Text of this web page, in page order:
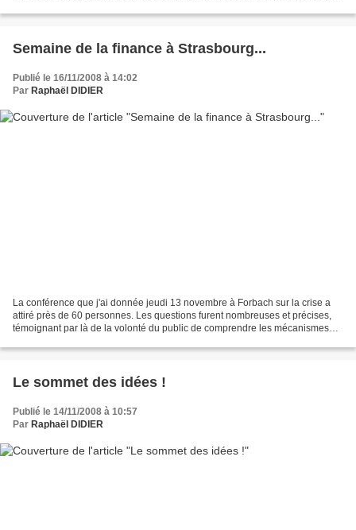
Semaine de la finance à Strasbourg...
Publié le 16/11/2008 à 14:02
Par Raphaël DIDIER
La conférence que j'ai donnée jeudi 13 novembre à Forbach sur la crise a
attiré près de 60 personnes. Les questions furent nombreuses et précises,
témoignant par là de la volonté du public de comprendre les mécanismes
Le sommet des idées !
Publié le 14/11/2008 à 10:57
Par Raphaël DIDIER